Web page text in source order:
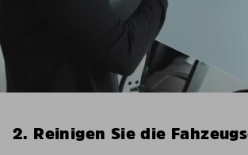
2. Reinigen Sie die